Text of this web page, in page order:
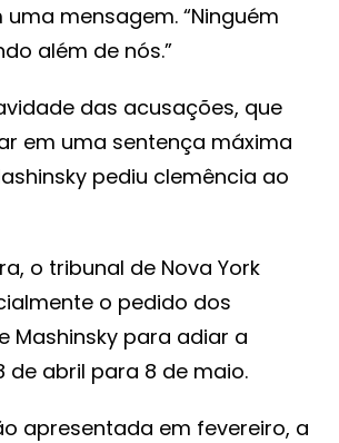
uma mensagem. “Ninguém
além de nós.”
das acusações, que
em uma sentença máxima
pediu clemência ao
o tribunal de Nova York
o pedido dos
Mashinsky para adiar a
de abril para 8 de maio.
apresentada em fevereiro, a